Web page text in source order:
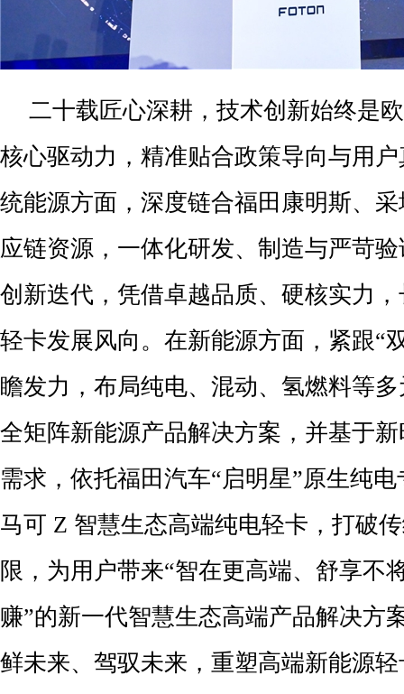
二十载匠心深耕，技术创新始终是
核心驱动力，精准贴合政策导向与用
统能源方面，深度链合福田康明斯、
应链资源，一体化研发、制造与严苛
创新迭代，凭借卓越品质、硬核实力
轻卡发展风向。在新能源方面，紧跟“
瞻发力，布局纯电、混动、氢燃料等
全矩阵新能源产品解决方案，并基于
需求，依托福田汽车“启明星”原生纯
马可 Z 智慧生态高端纯电轻卡，打破
限，为用户带来“智在更高端、舒享不
赚”的新一代智慧生态高端产品解决方
鲜未来、驾驭未来，重塑高端新能源